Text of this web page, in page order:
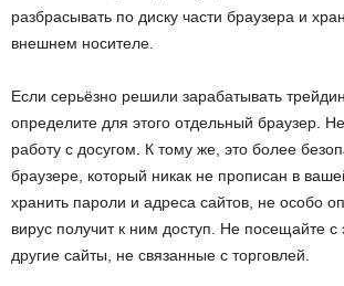
разбрасывать по диску части браузера и
внешнем носителе.
Если серьёзно решили зарабатывать
определите для этого отдельный браузер.
работу с досугом. К тому же, это более
браузере, который никак не прописан в
хранить пароли и адреса сайтов, не особо
вирус получит к ним доступ. Не посещайте с
другие сайты, не связанные с торговлей.